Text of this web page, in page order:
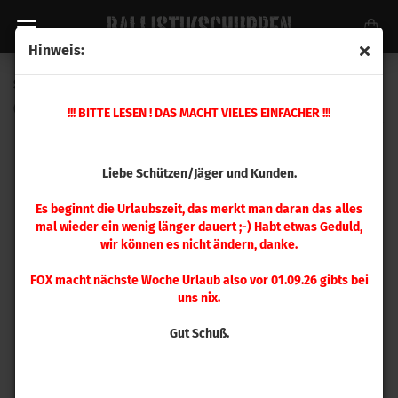
Hinweis:
!!! BITTE LESEN ! DAS MACHT VIELES EINFACHER !!!
Liebe Schützen/Jäger und Kunden.
Es beginnt die Urlaubszeit, das merkt man daran das alles
mal wieder ein wenig länger dauert ;-) Habt etwas Geduld,
wir können es nicht ändern, danke.
FOX macht nächste Woche Urlaub also vor 01.09.26 gibts bei
uns nix.
Gut Schuß.
Speer .355 TMJ 115gr 100 Stück
3995)